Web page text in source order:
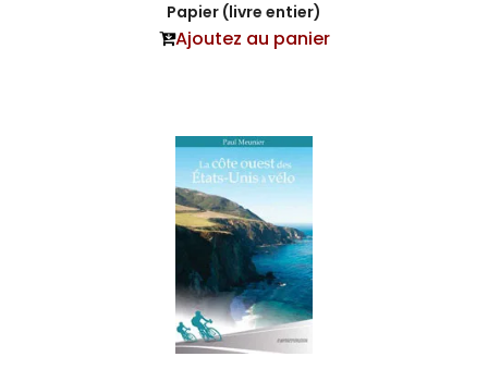
Papier (livre entier)
Ajoutez au panier